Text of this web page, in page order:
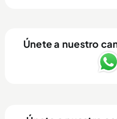
Únete a nuestro